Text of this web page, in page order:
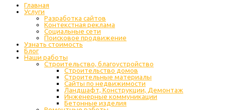
Главная
Услуги
Разработка сайтов
Контекстная реклама
Социальные сети
Поисковое продвижение
Узнать стоимость
Блог
Наши работы
Строительство, благоустройство
Строительство домов
Строительные материалы
Сайты по недвижимости
Ландшафт, Конструкции, Демонтаж
Инженерные коммуникации
Бетонные изделия